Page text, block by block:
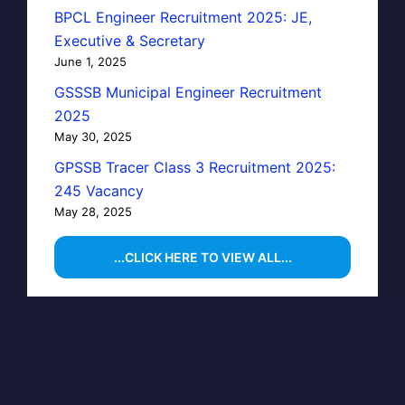
BPCL Engineer Recruitment 2025: JE,
Executive & Secretary
June 1, 2025
GSSSB Municipal Engineer Recruitment
2025
May 30, 2025
GPSSB Tracer Class 3 Recruitment 2025:
245 Vacancy
May 28, 2025
...CLICK HERE TO VIEW ALL...